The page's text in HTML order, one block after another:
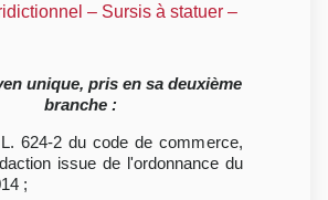
– Sursis à statuer –
unique, pris en sa deuxième
branche :
624-2 du code de commerce,
issue de l'ordonnance du
;